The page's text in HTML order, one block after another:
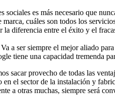
sociales es más necesario que
cuáles son todos los
diferencia entre el éxito y el
a ser siempre el mejor aliado
tiene una capacidad tremenda
sacar provecho de todas las
el sector de la instalación y
a otras muchas, siempre será